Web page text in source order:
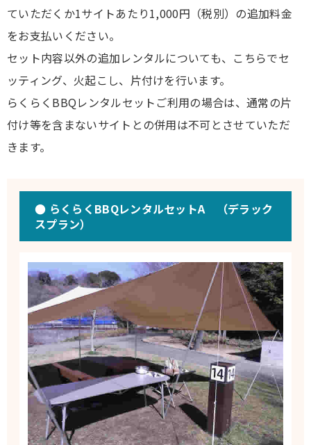
ていただくか1サイトあたり1,000円（税別）の追加料金
をお支払いください。
セット内容以外の追加レンタルについても、こちらでセ
ッティング、火起こし、片付けを行います。
らくらくBBQレンタルセットご利用の場合は、通常の片
付け等を含まないサイトとの併用は不可とさせていただ
きます。
● らくらくBBQレンタルセットA （デラック
スプラン）